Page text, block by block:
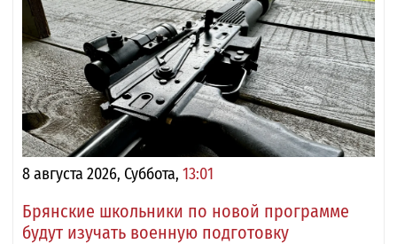
8 августа 2026, Суббота, 13:01
Брянские школьники по новой программе
будут изучать военную подготовку